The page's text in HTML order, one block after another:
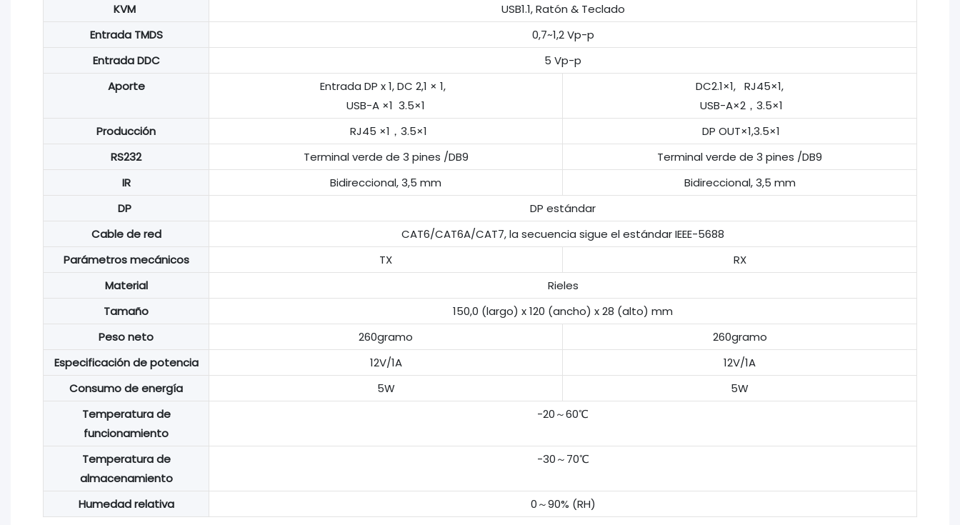
KVM
USB1.1, Ratón & Teclado
Entrada TMDS
0,7~1,2 Vp-p
Entrada DDC
5 Vp-p
Aporte
Entrada DP x 1, DC 2,1 × 1,
USB-A ×1 3.5×1
DC2.1×1, RJ45×1,
USB-A×2，3.5×1
Producción
RJ45 ×1，3.5×1
DP OUT×1,3.5×1
RS232
Terminal verde de 3 pines /DB9
Terminal verde de 3 pines /DB9
IR
Bidireccional, 3,5 mm
Bidireccional, 3,5 mm
DP
DP estándar
Cable de red
CAT6/CAT6A/CAT7, la secuencia sigue el estándar IEEE-5688
Parámetros mecánicos
TX
RX
Material
Rieles
Tamaño
150,0 (largo) x 120 (ancho) x 28 (alto) mm
Peso neto
260gramo
260gramo
Especificación de potencia
12V/1A
12V/1A
Consumo de energía
5W
5W
Temperatura de
funcionamiento
-20～60℃
Temperatura de
almacenamiento
-30～70℃
Humedad relativa 0～90% (RH)